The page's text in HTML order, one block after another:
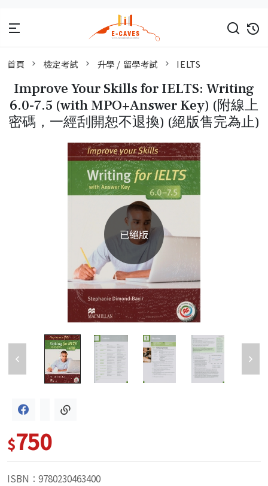
首頁 檢定考試 升學 / 留學考試 IELTS
Improve Your Skills for IELTS: Writing
6.0-7.5 (with MPO+Answer Key) (附線上
密碼，一經刮開恕不退換) (絕版售完為止)
已絕版
$750
ISBN：9780230463400